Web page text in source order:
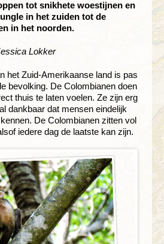
tot snikhete woestijnen en
in het zuiden tot de
in het noorden.
Lokker
het Zuid-Amerikaanse land is pas
bevolking. De Colombianen doen
thuis te laten voelen. Ze zijn erg
dankbaar dat mensen eindelijk
De Colombianen zitten vol
iedere dag de laatste kan zijn.